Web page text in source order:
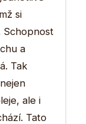
si
Schopnost
a
Tak
ale i
Tato